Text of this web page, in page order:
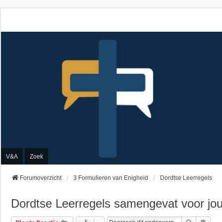
V&A Zoek
Forumoverzicht 3 Formulieren van Enigheid Dordtse Leerregels
Dordtse Leerregels samengevat voor